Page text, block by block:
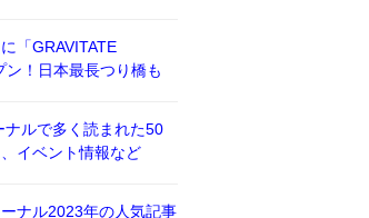
「GRAVITATE
！日本最長つり橋も
ルで多く読まれた50
イベント情報など
ナル2023年の人気記事